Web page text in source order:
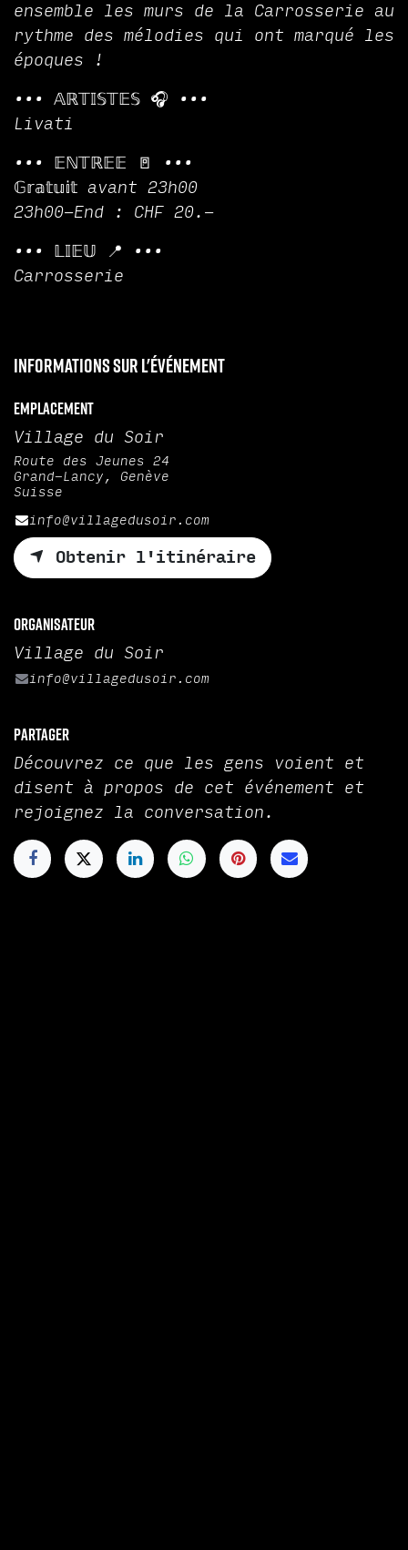
ensemble les murs de la Carrosserie au
rythme des mélodies qui ont marqué les
époques !
••• 𝔸ℝ𝕋𝕀𝕊𝕋𝔼𝕊 🎧 •••
Livati
••• 𝔼ℕ𝕋ℝ𝔼𝔼 🚪 •••
𝔾𝕣𝕒𝕥𝕦𝕚𝕥 avant 23h00
23h00-End : CHF 20.-
••• 𝕃𝕀𝔼𝕌 📍 •••
Carrosserie
Informations sur l'événement
Emplacement
Village du Soir
Route des Jeunes 24
Grand-Lancy, Genève
Suisse
info@villagedusoir.com
Obtenir l'itinéraire
Organisateur
Village du Soir
info@villagedusoir.com
Partager
Découvrez ce que les gens voient et
disent à propos de cet événement et
rejoignez la conversation.